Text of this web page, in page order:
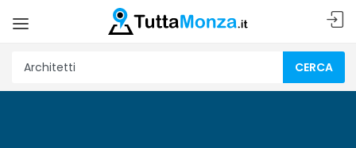
CERCA